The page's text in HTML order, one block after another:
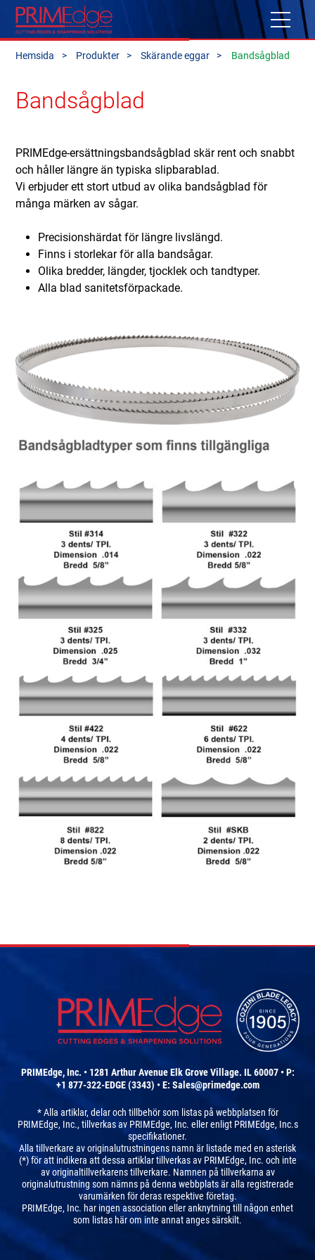
Hemsida Produkter Skärande eggar Bandsågblad
Bandsågblad
PRIMEdge-ersättningsbandsågblad skär rent och snabbt
och håller längre än typiska slipbarablad.
Vi erbjuder ett stort utbud av olika bandsågblad för
många märken av sågar.
Precisionshärdat för längre livslängd.
Finns i storlekar för alla bandsågar.
Olika bredder, längder, tjocklek och tandtyper.
Alla blad sanitetsförpackade.
PRIMEdge, Inc. • 1281 Arthur Avenue Elk Grove Village. IL 60007 • P:
+1 877-322-EDGE (3343) • E: Sales@primedge.com
* Alla artiklar, delar och tillbehör som listas på webbplatsen för
PRIMEdge, Inc., tillverkas av PRIMEdge, Inc. eller enligt PRIMEdge, Inc.s
specifikationer.
Alla tillverkare av originalutrustningens namn är listade med en asterisk
(*) för att indikera att dessa artiklar tillverkas av PRIMEdge, Inc. och inte
av originaltillverkarens tillverkare. Namnen på tillverkarna av
originalutrustning som nämns på denna webbplats är alla registrerade
varumärken för deras respektive företag.
PRIMEdge, Inc. har ingen association eller anknytning till någon enhet
som listas här om inte annat anges särskilt.